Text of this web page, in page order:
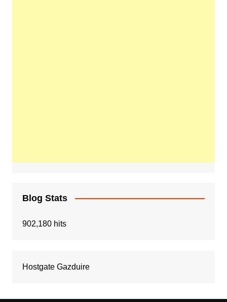
Blog Stats
902,180 hits
Hostgate Gazduire